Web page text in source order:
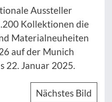
Aussteller
Kollektionen die
Materialneuheiten
auf der Munich
22. Januar 2025.
Nächstes Bild